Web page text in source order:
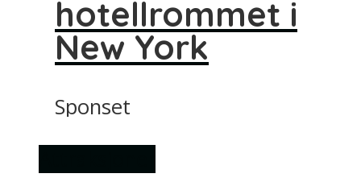
hotellrommet i
New York
Sponset